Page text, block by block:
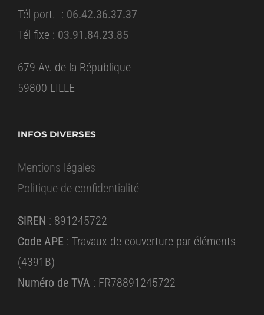
Tél port. : 06.42.36.37.37
Tél fixe : 03.91.84.23.85
679 Av. de la République
59800 LILLE
INFOS DIVERSES
Mentions légales
Politique de confidentialité
SIREN : 891245722
Code APE : Travaux de couverture par éléments
(4391B)
Numéro de TVA : FR78891245722